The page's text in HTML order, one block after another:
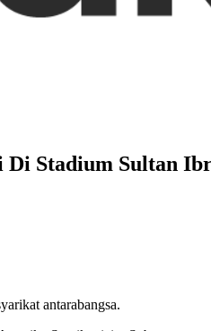
Di Stadium Sultan
antarabangsa.